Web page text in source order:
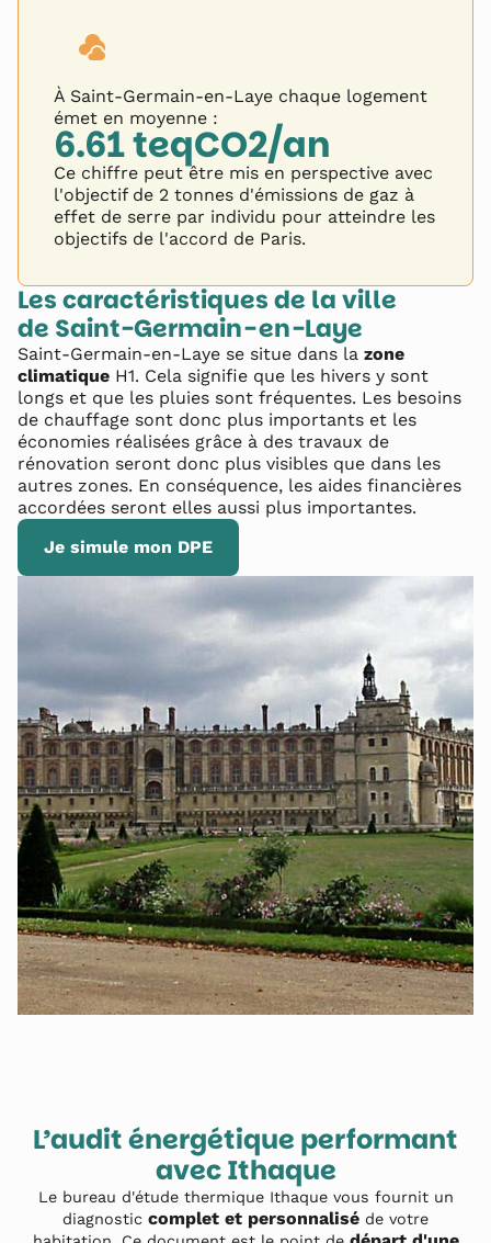
À Saint-Germain-en-Laye chaque logement
émet en moyenne :
6.61teqCO2/an
Ce chiffre peut être mis en perspective avec
l'objectif de 2 tonnes d'émissions de gaz à
effet de serre par individu pour atteindre les
objectifs de l'accord de Paris.
Les caractéristiques de la ville
de Saint-Germain-en-Laye
Saint-Germain-en-Laye se situe dans la zone
climatique H1. Cela signifie que les hivers y sont
longs et que les pluies sont fréquentes. Les besoins
de chauffage sont donc plus importants et les
économies réalisées grâce à des travaux de
rénovation seront donc plus visibles que dans les
autres zones. En conséquence, les aides financières
accordées seront elles aussi plus importantes.
Je simule mon DPE
L’audit énergétique performant
avec Ithaque
Le bureau d'étude thermique Ithaque vous fournit un
diagnostic complet et personnalisé de votre